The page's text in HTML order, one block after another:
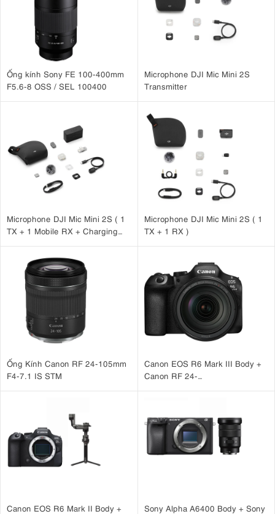
Ống kính Sony FE 100-400mm
F5.6-8 OSS / SEL 100400
Microphone DJI Mic Mini 2S
Transmitter
Microphone DJI Mic Mini 2S ( 1
TX + 1 Mobile RX + Charging
Microphone DJI Mic Mini 2S ( 1
TX + 1 RX )
Ống Kính Canon RF 24-105mm
F4-7.1 IS STM
Canon EOS R6 Mark III Body +
Canon RF 24-
Canon EOS R6 Mark II Body +
Sony Alpha A6400 Body + Sony